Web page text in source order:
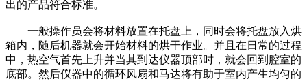
出的产品符合标准。
一般操作员会将材料放置在托盘上，同时会将托盘放入烘
箱内，随后机器就会开始材料的烘干作业。并且在日常的过程
中，热空气首先上升并当其到达仪器顶部时，就会回到腔室的
底部。然后仪器中的循环风扇和马达将有助于室内产生均匀的